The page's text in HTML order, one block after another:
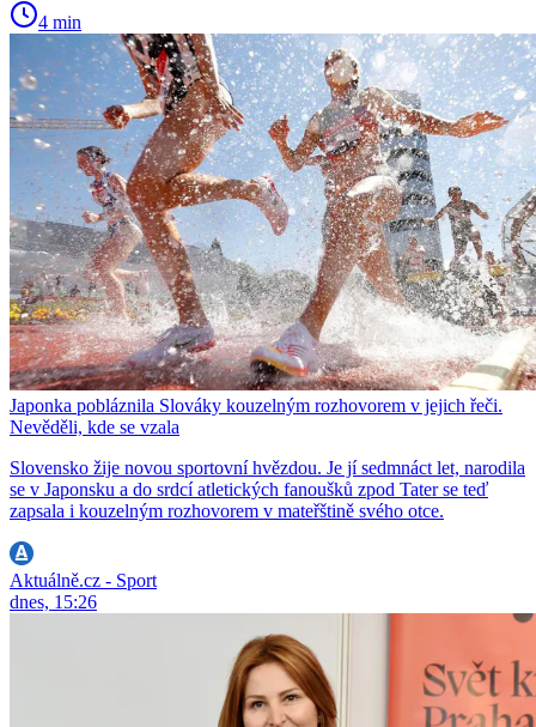
4 min
Japonka pobláznila Slováky kouzelným rozhovorem v jejich řeči.
Nevěděli, kde se vzala
Slovensko žije novou sportovní hvězdou. Je jí sedmnáct let, narodila
se v Japonsku a do srdcí atletických fanoušků zpod Tater se teď
zapsala i kouzelným rozhovorem v mateřštině svého otce.
Aktuálně.cz - Sport
dnes, 15:26